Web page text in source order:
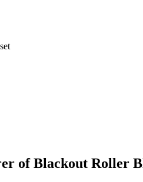
of Blackout Roller